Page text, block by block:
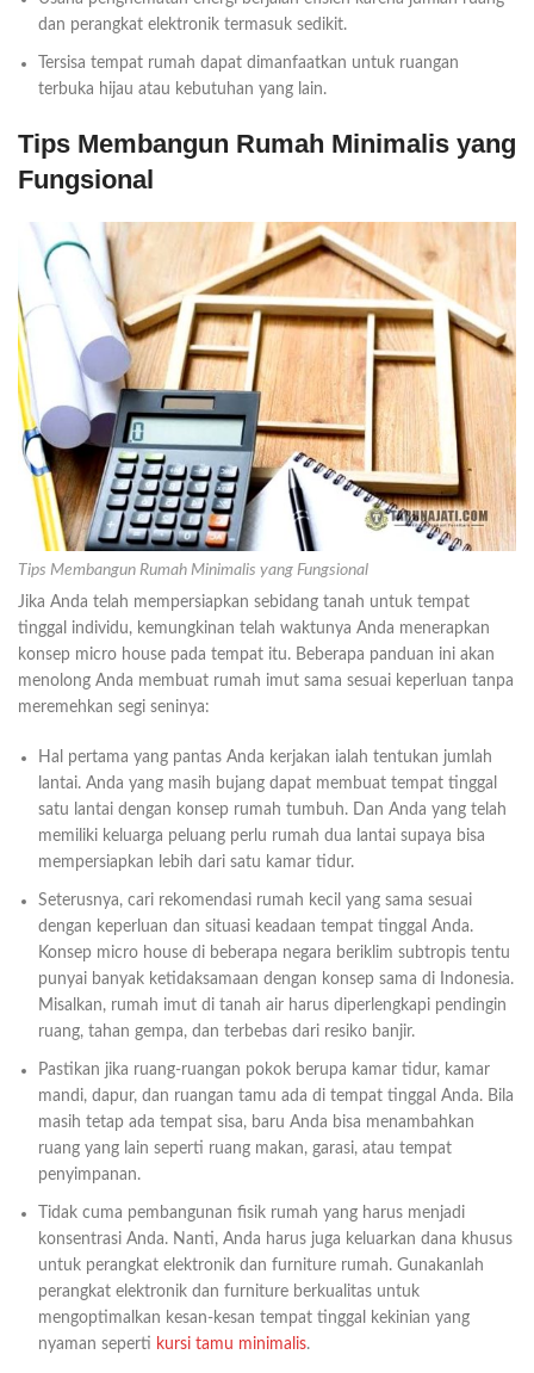
dan perangkat elektronik termasuk sedikit.
Tersisa tempat rumah dapat dimanfaatkan untuk ruangan
terbuka hijau atau kebutuhan yang lain.
Tips Membangun Rumah Minimalis yang
Fungsional
Tips Membangun Rumah Minimalis yang Fungsional
Jika Anda telah mempersiapkan sebidang tanah untuk tempat
tinggal individu, kemungkinan telah waktunya Anda menerapkan
konsep micro house pada tempat itu. Beberapa panduan ini akan
menolong Anda membuat rumah imut sama sesuai keperluan tanpa
meremehkan segi seninya:
Hal pertama yang pantas Anda kerjakan ialah tentukan jumlah
lantai. Anda yang masih bujang dapat membuat tempat tinggal
satu lantai dengan konsep rumah tumbuh. Dan Anda yang telah
memiliki keluarga peluang perlu rumah dua lantai supaya bisa
mempersiapkan lebih dari satu kamar tidur.
Seterusnya, cari rekomendasi rumah kecil yang sama sesuai
dengan keperluan dan situasi keadaan tempat tinggal Anda.
Konsep micro house di beberapa negara beriklim subtropis tentu
punyai banyak ketidaksamaan dengan konsep sama di Indonesia.
Misalkan, rumah imut di tanah air harus diperlengkapi pendingin
ruang, tahan gempa, dan terbebas dari resiko banjir.
Pastikan jika ruang-ruangan pokok berupa kamar tidur, kamar
mandi, dapur, dan ruangan tamu ada di tempat tinggal Anda. Bila
masih tetap ada tempat sisa, baru Anda bisa menambahkan
ruang yang lain seperti ruang makan, garasi, atau tempat
penyimpanan.
Tidak cuma pembangunan fisik rumah yang harus menjadi
konsentrasi Anda. Nanti, Anda harus juga keluarkan dana khusus
untuk perangkat elektronik dan furniture rumah. Gunakanlah
perangkat elektronik dan furniture berkualitas untuk
mengoptimalkan kesan-kesan tempat tinggal kekinian yang
nyaman seperti kursi tamu minimalis.